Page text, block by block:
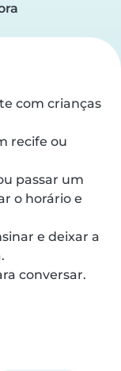
com crianças
recife ou
passar um
o horário e
e deixar a
conversar.